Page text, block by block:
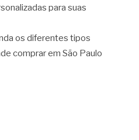
para suas
os diferentes tipos
comprar em São Paulo